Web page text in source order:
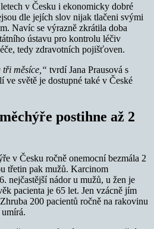
v Česku i ekonomicky dobré
dle jejích slov nijak tlačeni svými
Navíc se výrazně zkrátila doba
ústavu pro kontrolu léčiv
tedy zdravotních pojišťoven.
tři měsíce,“ tvrdí Jana Prausová s
ve světě je dostupné také v České
postihne až 2
v Česku ročně onemocní bezmála 2
třetin pak mužů. Karcinom
nejčastější nádor u mužů, u žen je
pacienta je 65 let. Jen vzácně jím
200 pacientů ročně na rakovinu